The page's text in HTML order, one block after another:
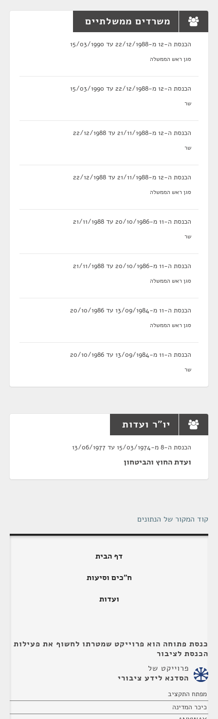
משרדים ממשלתיים
הכנסת ה-12 מ-22/12/1988 עד 15/03/1990
סגן ראש הממשלה
הכנסת ה-12 מ-22/12/1988 עד 15/03/1990
שר
הכנסת ה-12 מ-21/11/1988 עד 22/12/1988
שר
הכנסת ה-12 מ-21/11/1988 עד 22/12/1988
סגן ראש הממשלה
הכנסת ה-11 מ-20/10/1986 עד 21/11/1988
שר
הכנסת ה-11 מ-20/10/1986 עד 21/11/1988
סגן ראש הממשלה
הכנסת ה-11 מ-13/09/1984 עד 20/10/1986
סגן ראש הממשלה
הכנסת ה-11 מ-13/09/1984 עד 20/10/1986
שר
יו"ר ועדות
הכנסת ה-8 מ-15/03/1974 עד 13/06/1977
ועדת החוץ והביטחון
קוד המקור של הנתונים
דף הבית
ח"כים וסיעות
ועדות
כנסת פתוחה הוא פרוייקט שמטרתו לחשוף את פעילות
הכנסת לציבור
פרוייקט של
הסדנא לידע ציבורי
מפתח התקציב
כיכר המדינה